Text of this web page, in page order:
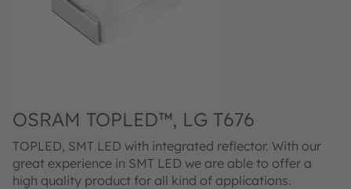
OSRAM TOPLED™, LG T676
TOPLED, SMT LED with integrated reflector. With our
great experience in SMT LED we are able to offer a
high quality product for all kind of applications.